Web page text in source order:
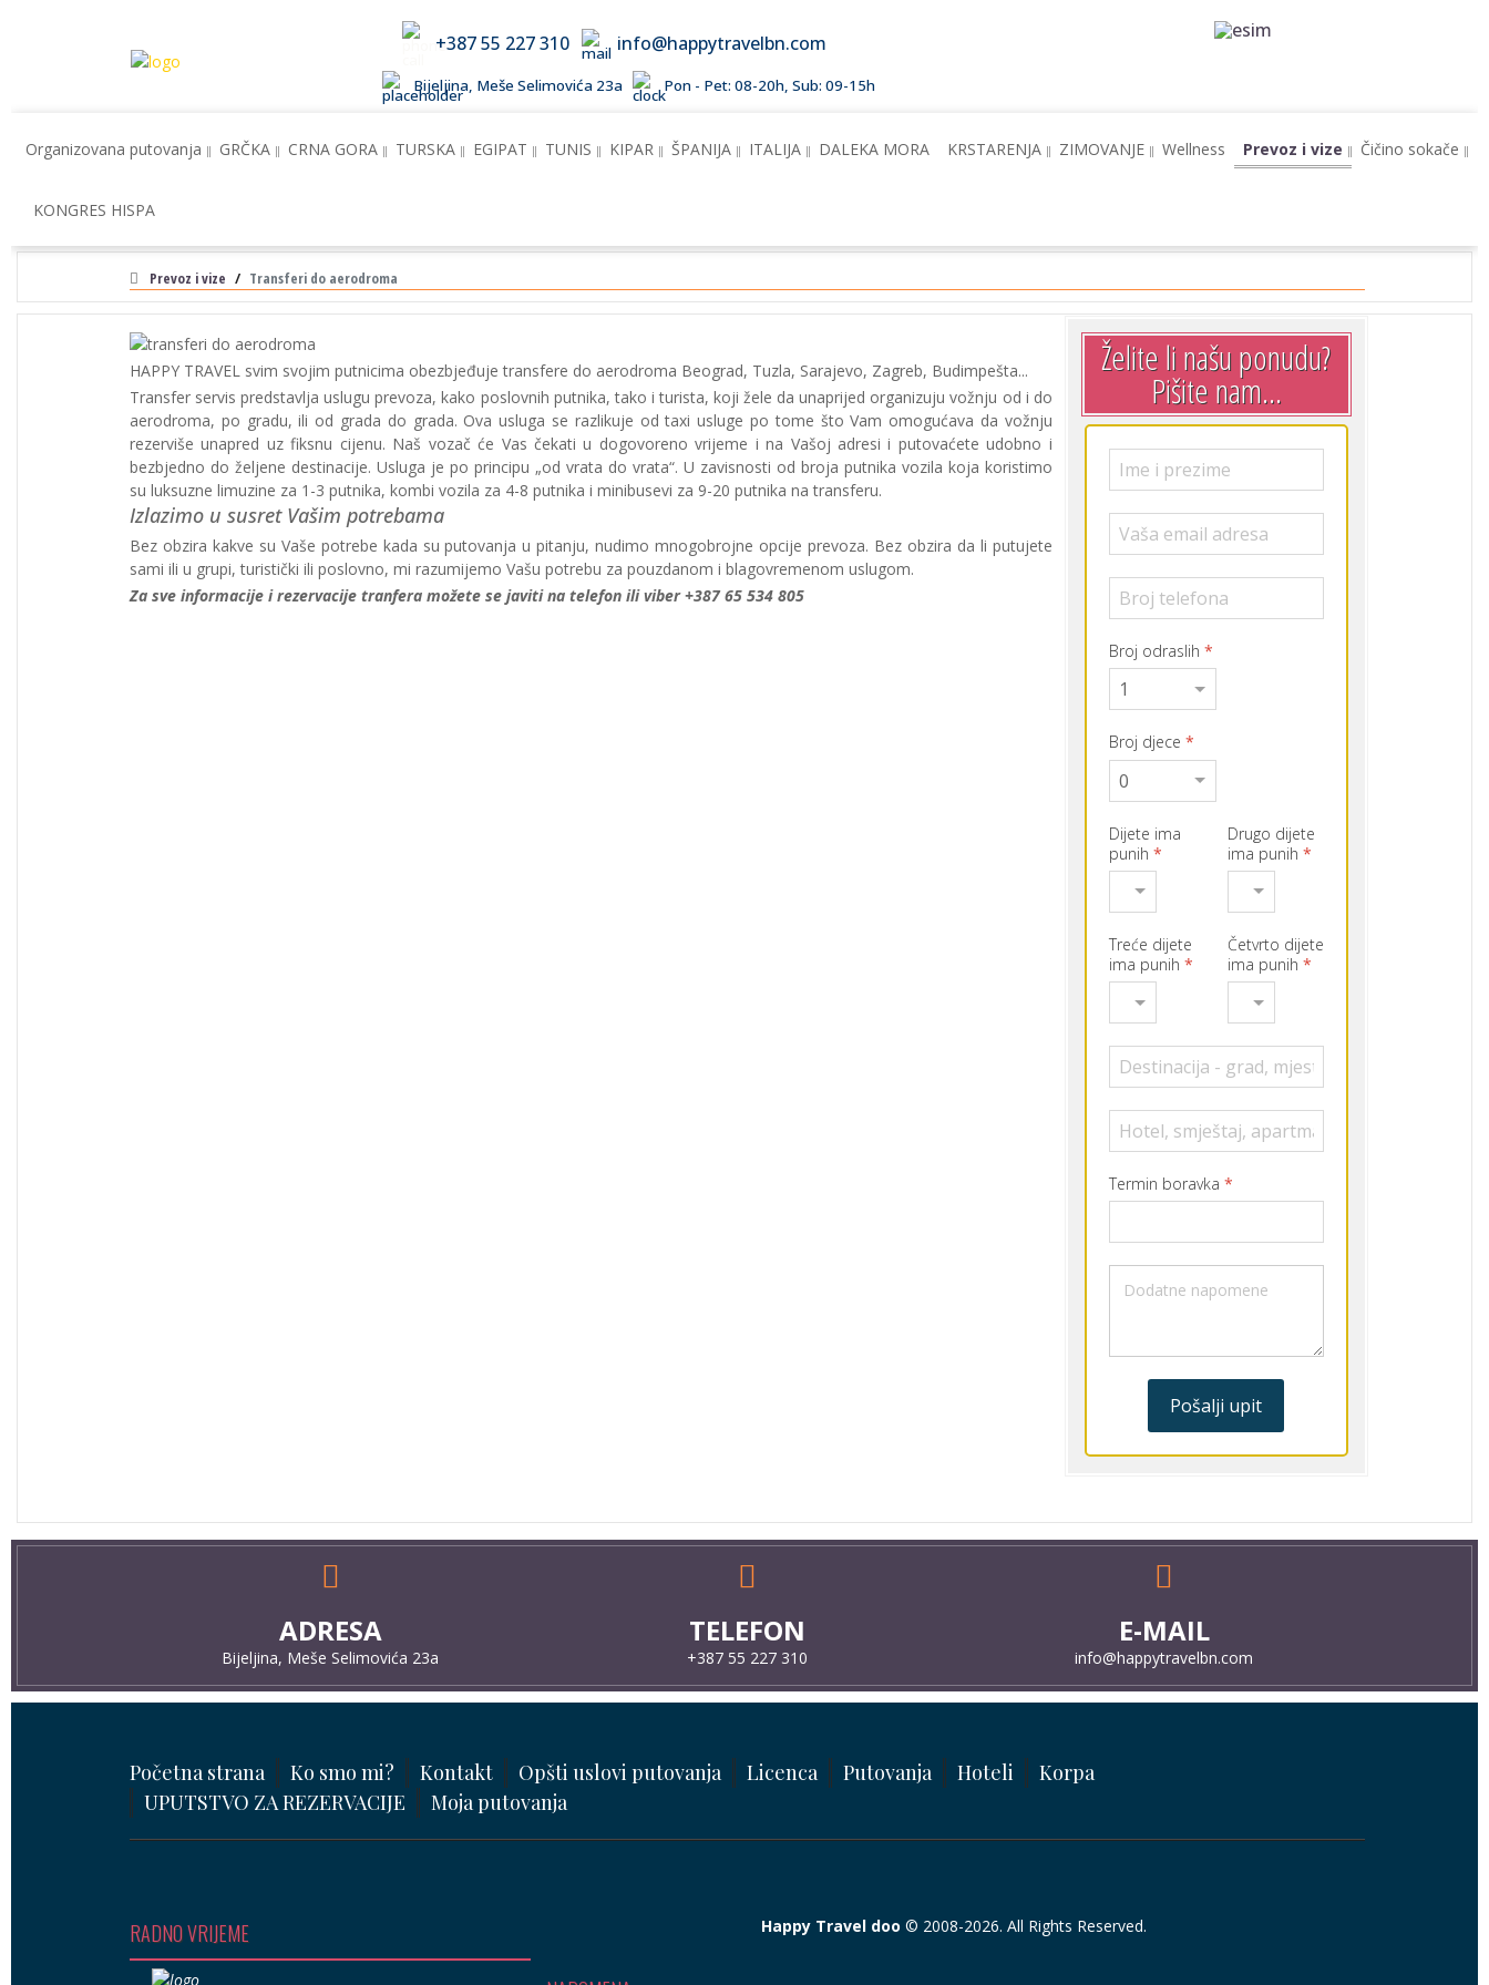
+387 55 227 310 info@happytravelbn.com
Bijeljina, Meše Selimovića 23a Pon - Pet: 08-20h, Sub: 09-15h
Organizovana putovanja GRČKA CRNA GORA TURSKA EGIPAT TUNIS KIPAR ŠPANIJA ITALIJA DALEKA MORA KRSTARENJA ZIMOVANJE Wellness Prevoz i vize Čičino sokače
KONGRES HISPA
Prevoz i vize Transferi do aerodroma
HAPPY TRAVEL svim svojim putnicima obezbjeđuje transfere do aerodroma Beograd, Tuzla, Sarajevo, Zagreb, Budimpešta...
Transfer servis predstavlja uslugu prevoza, kako poslovnih putnika, tako i turista, koji žele da unaprijed organizuju vožnju od i do
aerodroma, po gradu, ili od grada do grada. Ova usluga se razlikuje od taxi usluge po tome što Vam omogućava da vožnju
rezerviše unapred uz fiksnu cijenu. Naš vozač će Vas čekati u dogovoreno vrijeme i na Vašoj adresi i putovaćete udobno i
bezbjedno do željene destinacije. Usluga je po principu „od vrata do vrata“. U zavisnosti od broja putnika vozila koja koristimo
su luksuzne limuzine za 1-3 putnika, kombi vozila za 4-8 putnika i minibusevi za 9-20 putnika na transferu.
Izlazimo u susret Vašim potrebama
Bez obzira kakve su Vaše potrebe kada su putovanja u pitanju, nudimo mnogobrojne opcije prevoza. Bez obzira da li putujete
sami ili u grupi, turistički ili poslovno, mi razumijemo Vašu potrebu za pouzdanom i blagovremenom uslugom.
Za sve informacije irezervacije tranfera možete se javiti na telefon ili viber +387 65 534 805
Želite li našu ponudu?
Pišite nam...
Broj odraslih *
Broj djece *
Dijete ima
punih *
Drugo dijete
ima punih *
Treće dijete
ima punih *
Četvrto dijete
ima punih *
Termin boravka *
Pošalji upit
ADRESA
Bijeljina, Meše Selimovića 23a
TELEFON
+387 55 227 310
E-MAIL
info@happytravelbn.com
Početna strana Ko smo mi? Kontakt Opšti uslovi putovanja Licenca Putovanja Hoteli
Korpa
UPUTSTVO ZA REZERVACIJE
Moja putovanja
RADNO VRIJEME Happy Travel doo © 2008-2026. All Rights Reserved.